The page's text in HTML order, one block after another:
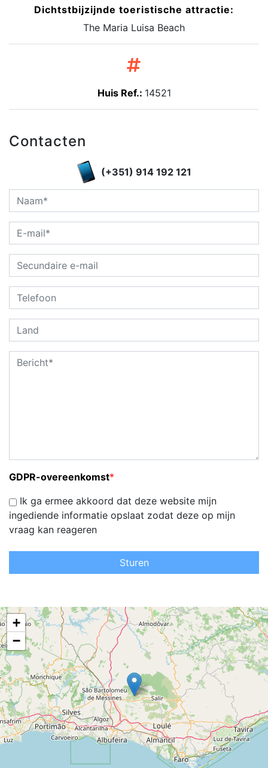
Dichtstbijzijnde toeristische attractie:
The Maria Luisa Beach
Huis Ref.: 14521
Contacten
(+351) 914 192 121
GDPR-overeenkomst*
Ik ga ermee akkoord dat deze website mijn
ingediende informatie opslaat zodat deze op mijn
vraag kan reageren
Sturen
+
−